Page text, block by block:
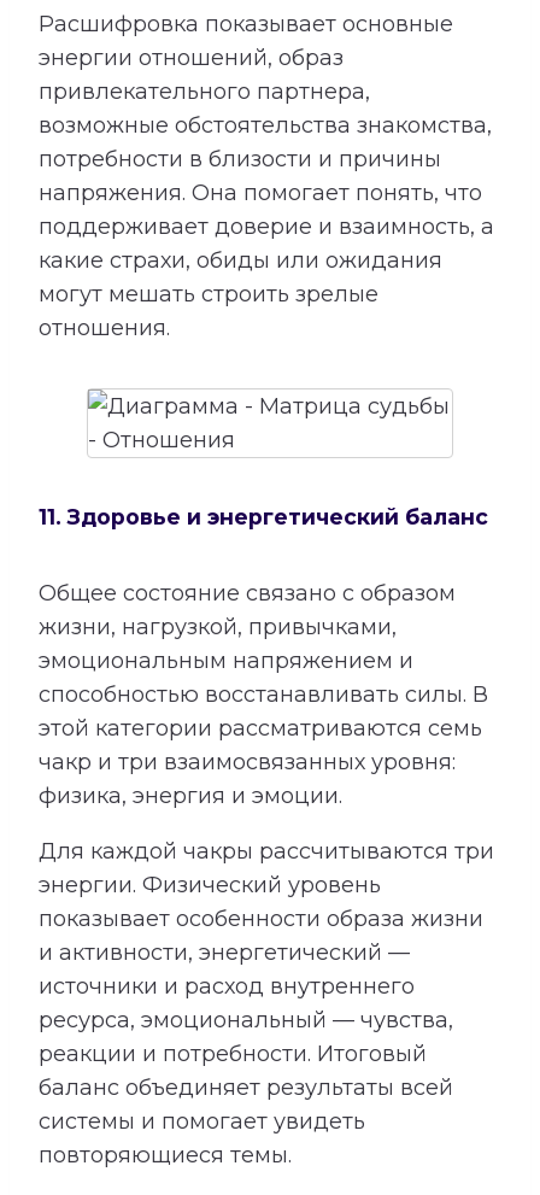
Расшифровка показывает основные
энергии отношений, образ
привлекательного партнера,
возможные обстоятельства знакомства,
потребности в близости и причины
напряжения. Она помогает понять, что
поддерживает доверие и взаимность, а
какие страхи, обиды или ожидания
могут мешать строить зрелые
отношения.
11. Здоровье и энергетический баланс
Общее состояние связано с образом
жизни, нагрузкой, привычками,
эмоциональным напряжением и
способностью восстанавливать силы. В
этой категории рассматриваются семь
чакр и три взаимосвязанных уровня:
физика, энергия и эмоции.
Для каждой чакры рассчитываются три
энергии. Физический уровень
показывает особенности образа жизни
и активности, энергетический —
источники и расход внутреннего
ресурса, эмоциональный — чувства,
реакции и потребности. Итоговый
баланс объединяет результаты всей
системы и помогает увидеть
повторяющиеся темы.